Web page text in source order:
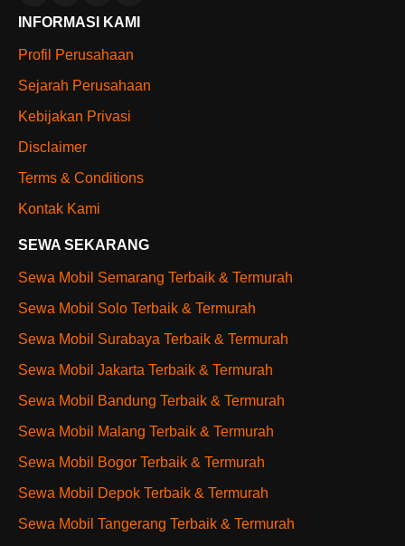
INFORMASI KAMI
Profil Perusahaan
Sejarah Perusahaan
Kebijakan Privasi
Disclaimer
Terms & Conditions
Kontak Kami
SEWA SEKARANG
Sewa Mobil Semarang Terbaik & Termurah
Sewa Mobil Solo Terbaik & Termurah
Sewa Mobil Surabaya Terbaik & Termurah
Sewa Mobil Jakarta Terbaik & Termurah
Sewa Mobil Bandung Terbaik & Termurah
Sewa Mobil Malang Terbaik & Termurah
Sewa Mobil Bogor Terbaik & Termurah
Sewa Mobil Depok Terbaik & Termurah
Sewa Mobil Tangerang Terbaik & Termurah